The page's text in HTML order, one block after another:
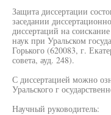
Защита диссертации
заседании
диссертаций на
наук при Уральском
Горького (620083, г.
совета, ауд. 248).
С диссертацией можно
Уральского г
Научный руководитель: